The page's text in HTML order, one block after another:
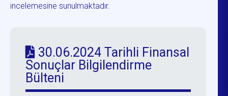
incelemesine sunulmaktadır.
30.06.2024 Tarihli Finansal
Sonuçlar Bilgilendirme
Bülteni